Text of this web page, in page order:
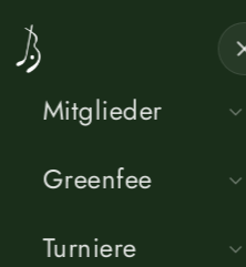
Mitglieder
Greenfee
Turniere
TURNIERE